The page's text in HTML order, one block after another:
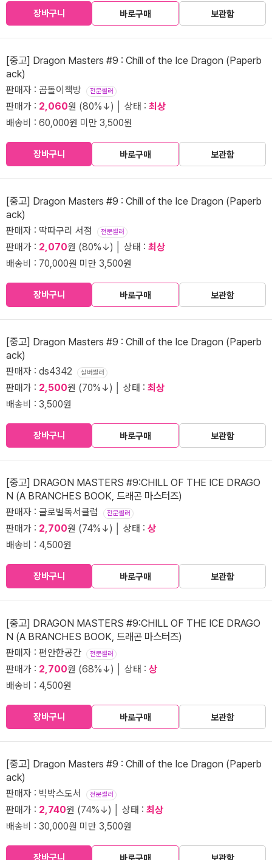
장바구니 바로구매 보관함
[중고] Dragon Masters #9 : Chill of the Ice Dragon (Paperb
ack)
판매자 : 곰돌이책방 전문셀러
판매가 : 2,060원 (80%↓) │ 상태 : 최상
배송비 : 60,000원 미만 3,500원
장바구니 바로구매 보관함
[중고] Dragon Masters #9 : Chill of the Ice Dragon (Paperb
ack)
판매자 : 딱따구리 서점 전문셀러
판매가 : 2,070원 (80%↓) │ 상태 : 최상
배송비 : 70,000원 미만 3,500원
장바구니 바로구매 보관함
[중고] Dragon Masters #9 : Chill of the Ice Dragon (Paperb
ack)
판매자 : ds4342 실버셀러
판매가 : 2,500원 (70%↓) │ 상태 : 최상
배송비 : 3,500원
장바구니 바로구매 보관함
[중고] DRAGON MASTERS #9:CHILL OF THE ICE DRAGO
N (A BRANCHES BOOK, 드래곤 마스터즈)
판매자 : 글로벌독서클럽 전문셀러
판매가 : 2,700원 (74%↓) │ 상태 : 상
배송비 : 4,500원
장바구니 바로구매 보관함
[중고] DRAGON MASTERS #9:CHILL OF THE ICE DRAGO
N (A BRANCHES BOOK, 드래곤 마스터즈)
판매자 : 편안한공간 전문셀러
판매가 : 2,700원 (68%↓) │ 상태 : 상
배송비 : 4,500원
장바구니 바로구매 보관함
[중고] Dragon Masters #9 : Chill of the Ice Dragon (Paperb
ack)
판매자 : 빅박스도서 전문셀러
판매가 : 2,740원 (74%↓) │ 상태 : 최상
배송비 : 30,000원 미만 3,500원
장바구니